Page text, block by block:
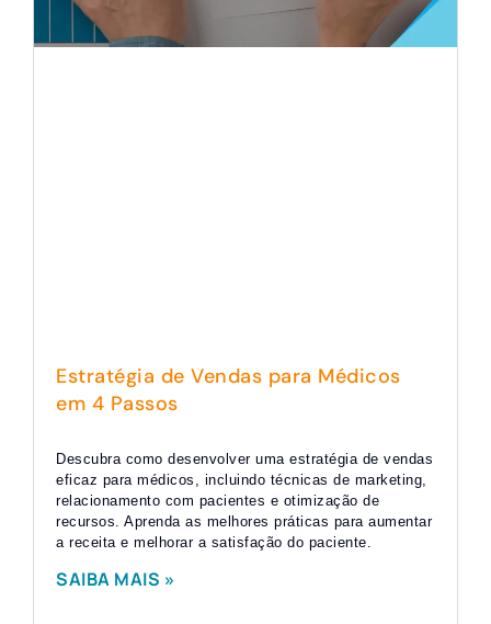
Estratégia de Vendas para Médicos
em 4 Passos
Descubra como desenvolver uma estratégia de vendas
eficaz para médicos, incluindo técnicas de marketing,
relacionamento com pacientes e otimização de
recursos. Aprenda as melhores práticas para aumentar
a receita e melhorar a satisfação do paciente.
SAIBA MAIS »